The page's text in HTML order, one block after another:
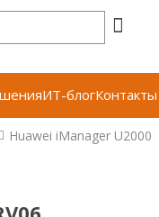
ИТ-блогКонтакты
Huawei iManager U2000